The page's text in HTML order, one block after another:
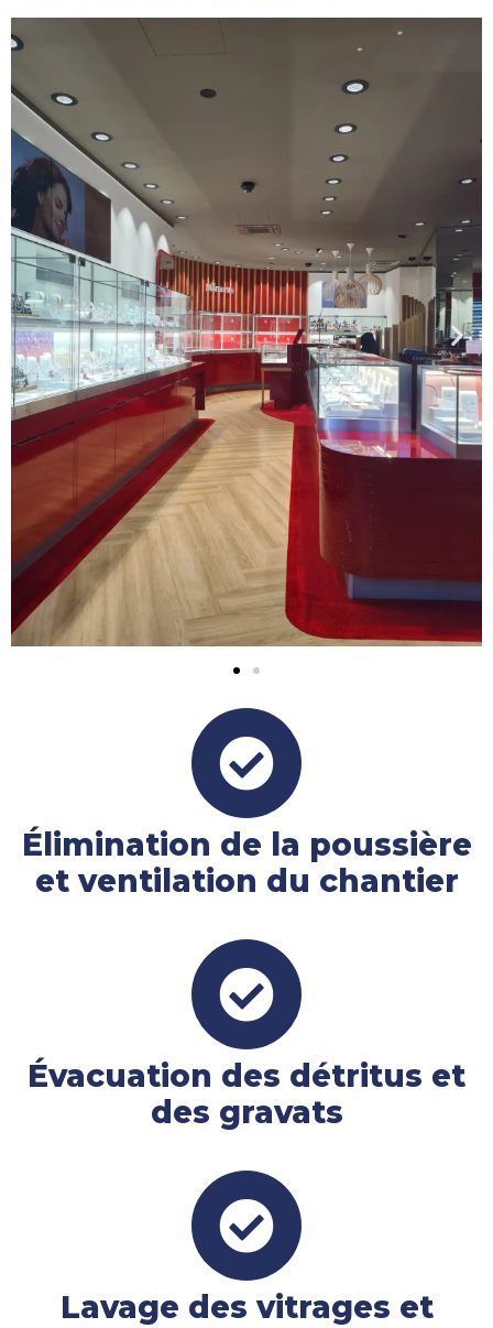
Élimination de la poussière
et ventilation du chantier
Évacuation des détritus et
des gravats
Lavage des vitrages et